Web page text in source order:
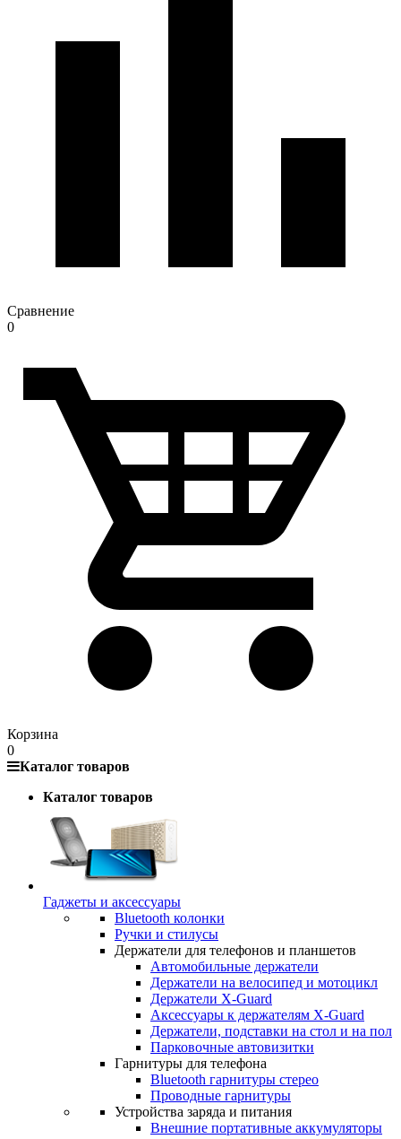
Сравнение
0
Корзина
0
Каталог товаров
Каталог товаров
Гаджеты и аксессуары
Bluetooth колонки
Ручки и стилусы
Держатели для телефонов и планшетов
Автомобильные держатели
Держатели на велосипед и мотоцикл
Держатели X-Guard
Аксессуары к держателям X-Guard
Держатели, подставки на стол и на пол
Парковочные автовизитки
Гарнитуры для телефона
Bluetooth гарнитуры стерео
Проводные гарнитуры
Устройства заряда и питания
Внешние портативные аккумуляторы